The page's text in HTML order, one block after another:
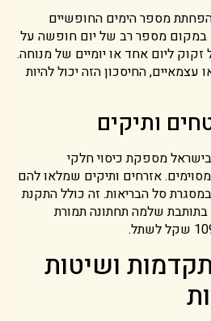
מספר הימים החופשיים
במקום מספר רב של יום חופשה על
ליום אחד או יומיים של מנוחה.
עצמאיים, החיסכון הזה יכול להיות
ותיקים
מספקת כיסוי חלקי
אזרחים ותיקים שמלאו להם
במסגרת סל הבריאות. זה כולל התקנת
בתותבת שלמה תחתונה תמורת
ושיטות